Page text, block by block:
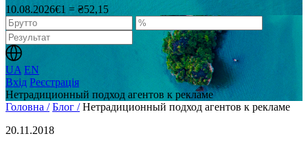
10.08.2026€1 = ₴52,15
UA EN
Вхід Реєстрація
Нетрадиционный подход агентов к рекламе
Головна / Блог / Нетрадиционный подход агентов к рекламе
20.11.2018